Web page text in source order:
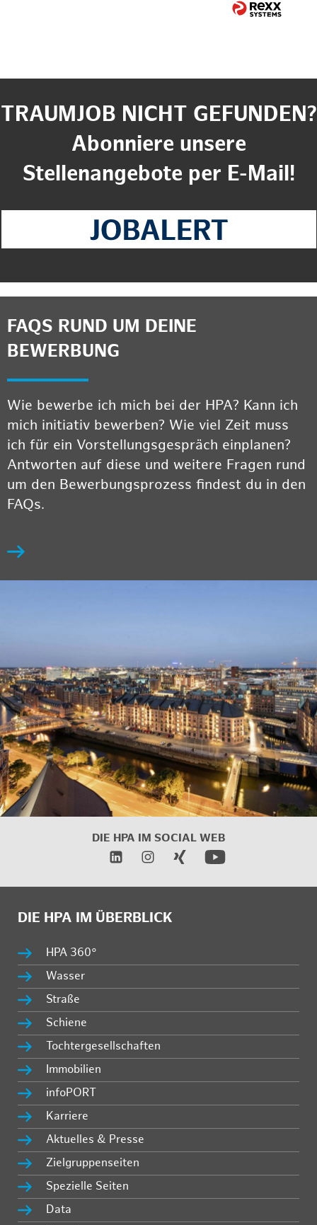
TRAUMJOB NICHT GEFUNDEN?
Abonniere unsere
Stellenangebote per E-Mail!
FAQS RUND UM DEINE
BEWERBUNG
Wie bewerbe ich mich bei der HPA? Kann ich
mich initiativ bewerben? Wie viel Zeit muss
ich für ein Vorstellungsgespräch einplanen?
Antworten auf diese und weitere Fragen rund
um den Bewerbungsprozess findest du in den
FAQs.
DIE HPA IM SOCIAL WEB
DIE HPA IM ÜBERBLICK
HPA 360°
Wasser
Straße
Schiene
Tochtergesellschaften
Immobilien
infoPORT
Karriere
Aktuelles & Presse
Zielgruppenseiten
Spezielle Seiten
Data